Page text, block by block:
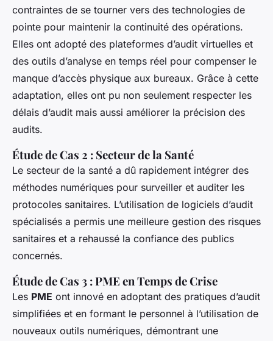
contraintes de se tourner vers des technologies de
pointe pour maintenir la continuité des opérations.
Elles ont adopté des plateformes d’audit virtuelles et
des outils d’analyse en temps réel pour compenser le
manque d’accès physique aux bureaux. Grâce à cette
adaptation, elles ont pu non seulement respecter les
délais d’audit mais aussi améliorer la précision des
audits.
Étude de Cas 2 : Secteur de la Santé
Le secteur de la santé a dû rapidement intégrer des
méthodes numériques pour surveiller et auditer les
protocoles sanitaires. L’utilisation de logiciels d’audit
spécialisés a permis une meilleure gestion des risques
sanitaires et a rehaussé la confiance des publics
concernés.
Étude de Cas 3 : PME en Temps de Crise
Les PME ont innové en adoptant des pratiques d’audit
simplifiées et en formant le personnel à l’utilisation de
nouveaux outils numériques, démontrant une